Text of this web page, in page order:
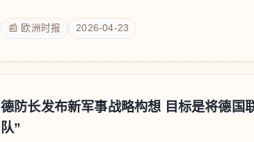
📰 欧洲时报 2026-04-23
德防长发布新军事战略构想 目标是将德国
队”